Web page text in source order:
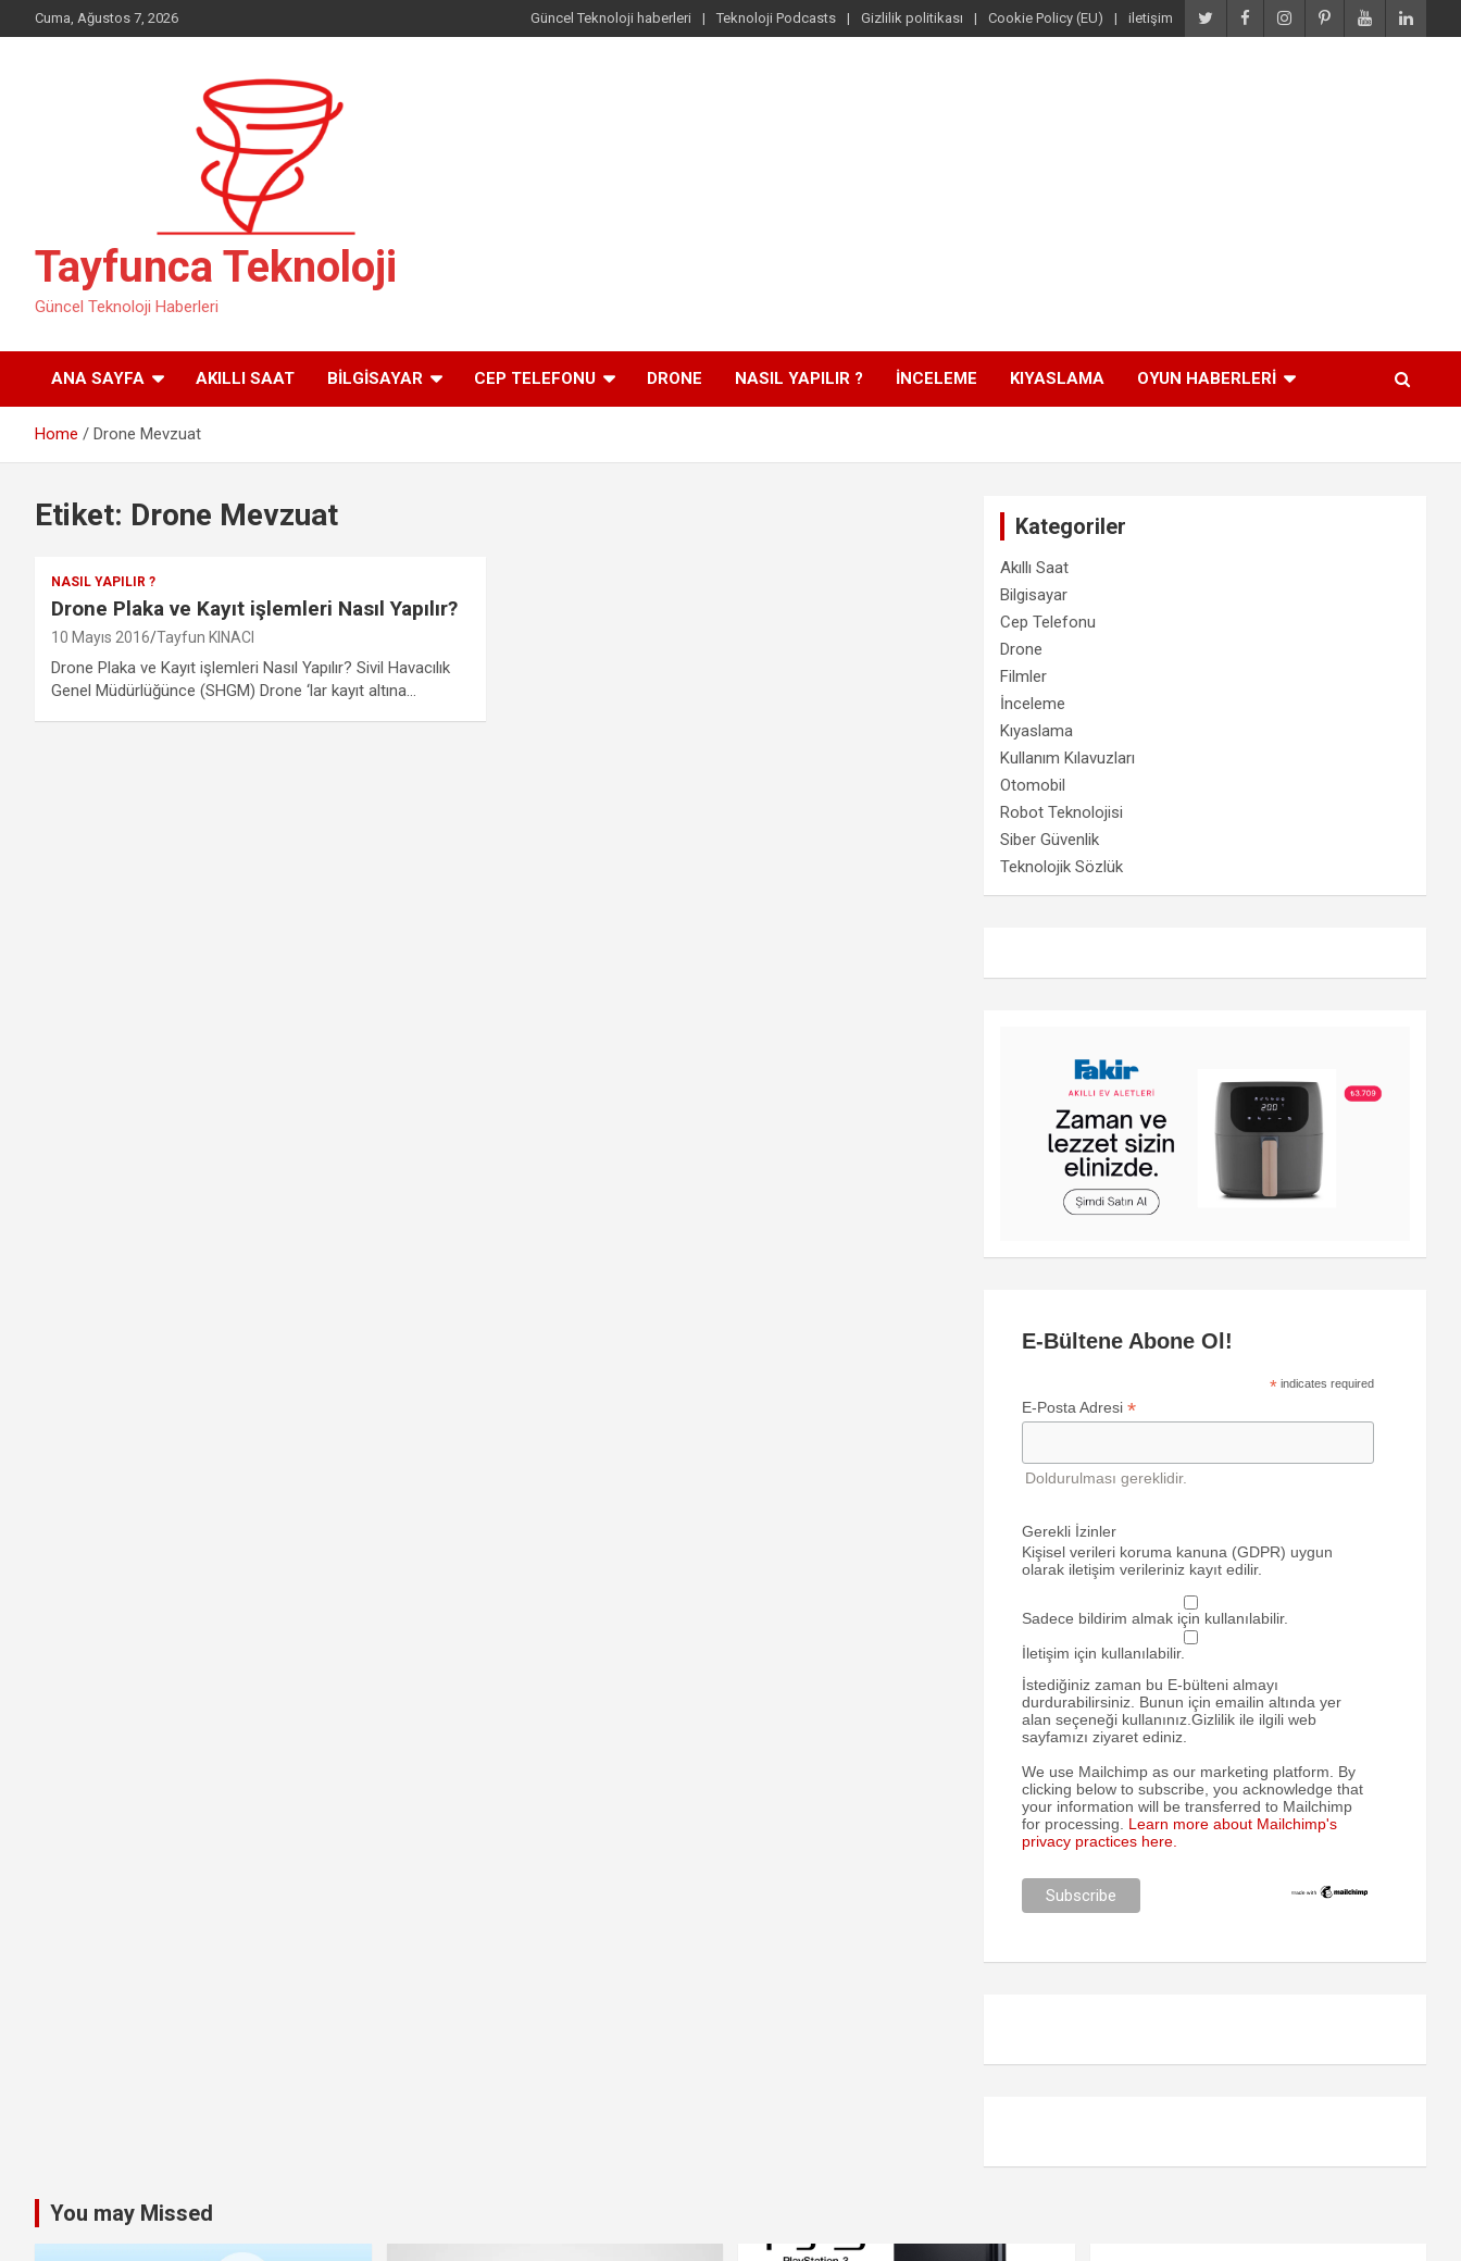
to
Cuma, Ağustos 7, 2026 Güncel Teknoloji haberleri Teknoloji Podcasts Gizlilik politikası Cookie Policy (EU) iletişim
Tayfunca Teknoloji
Güncel Teknoloji Haberleri
ANA SAYFA AKILLI SAAT BILGISAYAR CEP TELEFONU DRONE NASIL YAPILIR ? İNCELEME KIYASLAMA OYUN HABERLERI
Home Drone Mevzuat
Etiket: Drone Mevzuat
NASIL YAPILIR ?
Drone Plaka ve Kayıt işlemleri Nasıl Yapılır?
10 Mayıs 2016 Tayfun KINACI
Drone Plaka ve Kayıt işlemleri Nasıl Yapılır? Sivil Havacılık
Genel Müdürlüğünce (SHGM) Drone ‘lar kayıt altına…
Kategoriler
Akıllı Saat
Bilgisayar
Cep Telefonu
Drone
Filmler
İnceleme
Kıyaslama
Kullanım Kılavuzları
Otomobil
Robot Teknolojisi
Siber Güvenlik
Teknolojik Sözlük
E-Bültene Abone Ol!
*indicates required
E-Posta Adresi*
Doldurulması gereklidir.
Gerekli İzinler
Kişisel verileri koruma kanuna (GDPR) uygun
olarak iletişim verileriniz kayıt edilir.
Sadece bildirim almak için kullanılabilir.
İletişim için kullanılabilir.
İstediğiniz zaman bu E-bülteni almayı
durdurabilirsiniz. Bunun için emailin altında yer
alan seçeneği kullanınız.Gizlilik ile ilgili web
sayfamızı ziyaret ediniz.
We use Mailchimp as our marketing platform. By
clicking below to subscribe, you acknowledge that
your information will be transferred to Mailchimp
for processing. Learn more about Mailchimp's
privacy practices here.
You may Missed